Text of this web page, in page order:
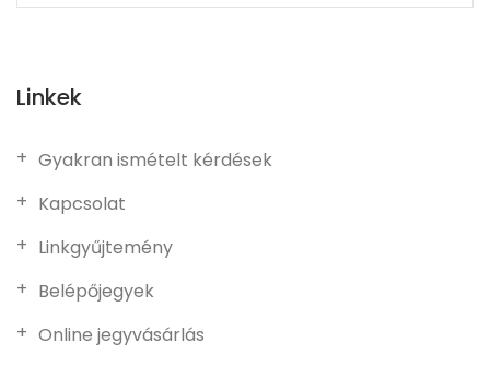
Linkek
Gyakran ismételt kérdések
Kapcsolat
Linkgyűjtemény
Belépőjegyek
Online jegyvásárlás